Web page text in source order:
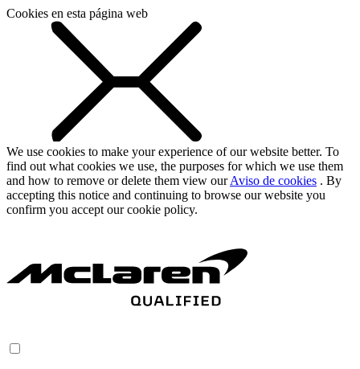
Cookies en esta página web
We use cookies to make your experience of our website better. To
find out what cookies we use, the purposes for which we use them
and how to remove or delete them view ourAviso de cookies . By
accepting this notice and continuing to browse our website you
confirm you accept our cookie policy.